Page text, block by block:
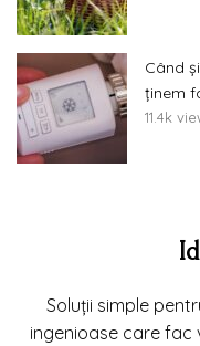
Când
ținem
11.4k
Soluții simple
ingenioase care fac